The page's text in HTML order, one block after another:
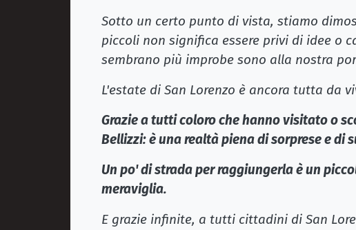
Sotto un certo punto di vista, stiamo
piccoli non significa essere privi di idee o
sembrano più improbe sono alla nostra
L'estate di San Lorenzo è ancora tutta da
Grazie a tutti coloro che hanno visitato o
Bellizzi: è una realtà piena di sorprese e di
Un po' di strada per raggiungerla è un
meraviglia.
E grazie infinite, a tutti cittadini di San